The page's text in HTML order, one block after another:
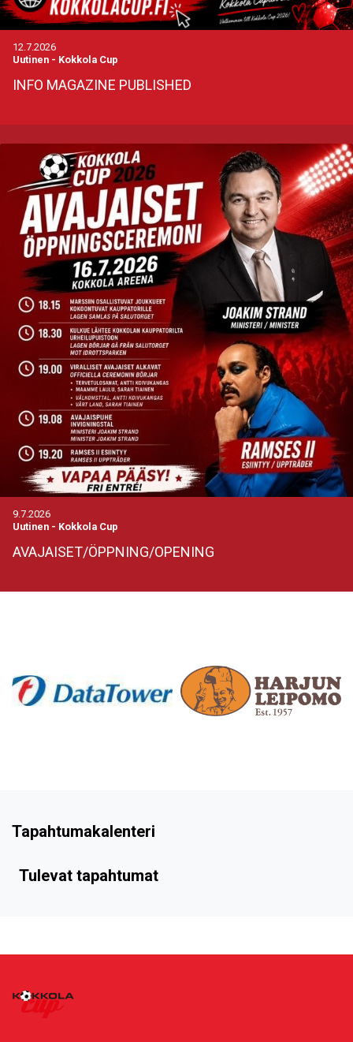
12.7.2026
Uutinen - Kokkola Cup
INFO MAGAZINE PUBLISHED
9.7.2026
Uutinen - Kokkola Cup
AVAJAISET/ÖPPNING/OPENING
Tapahtumakalenteri
Tulevat tapahtumat